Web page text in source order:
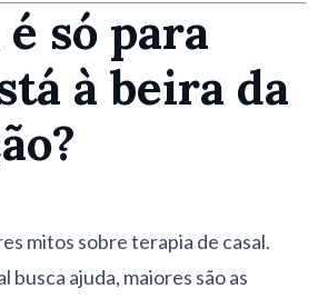
só para
à beira da
mitos sobre terapia de casal.
busca ajuda, maiores são as